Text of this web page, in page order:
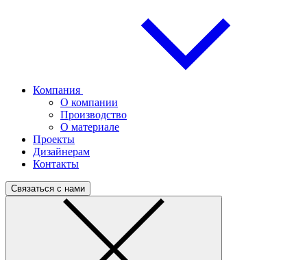
Компания
О компании
Производство
О материале
Проекты
Дизайнерам
Контакты
Связаться с нами